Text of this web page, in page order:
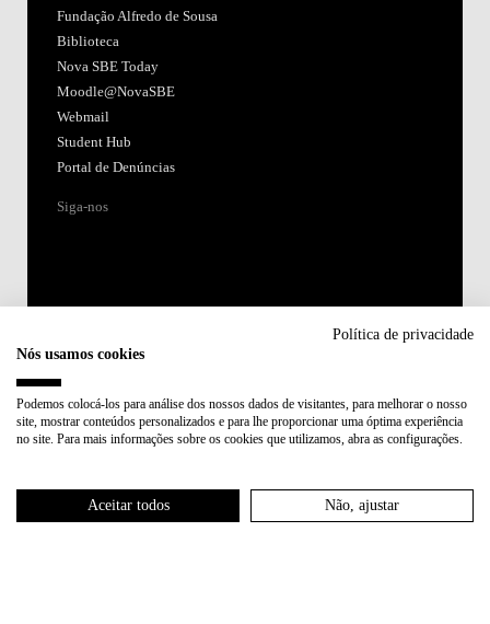
Fundação Alfredo de Sousa
Biblioteca
Nova SBE Today
Moodle@NovaSBE
Webmail
Student Hub
Portal de Denúncias
Siga-nos
Membro de:
Política de privacidade
Nós usamos cookies
Podemos colocá-los para análise dos nossos dados de visitantes, para melhorar o nosso
site, mostrar conteúdos personalizados e para lhe proporcionar uma óptima experiência
no site. Para mais informações sobre os cookies que utilizamos, abra as configurações.
Aceitar todos Não, ajustar